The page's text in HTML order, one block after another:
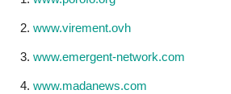
www.virement.ovh
www.emergent-network.com
www.madanews.com